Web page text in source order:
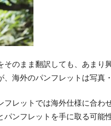
そのまま翻訳しても、あま
、海外のパンフレットは写真
フレットでは海外仕様に合
ンフレットを手に取る可能